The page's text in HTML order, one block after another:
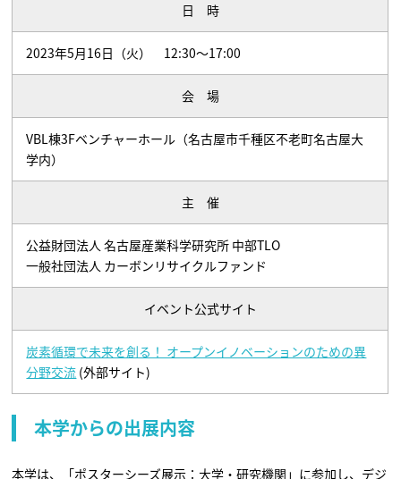
日 時
2023年5月16日（火） 12:30～17:00
会 場
VBL棟3Fベンチャーホール（名古屋市千種区不老町名古屋大
学内）
主 催
公益財団法人 名古屋産業科学研究所 中部TLO
一般社団法人 カーボンリサイクルファンド
イベント公式サイト
炭素循環で未来を創る！ オープンイノベーションのための異
分野交流 (外部サイト)
本学からの出展内容
本学は、「ポスターシーズ展示：大学・研究機関」に参加し、デジ